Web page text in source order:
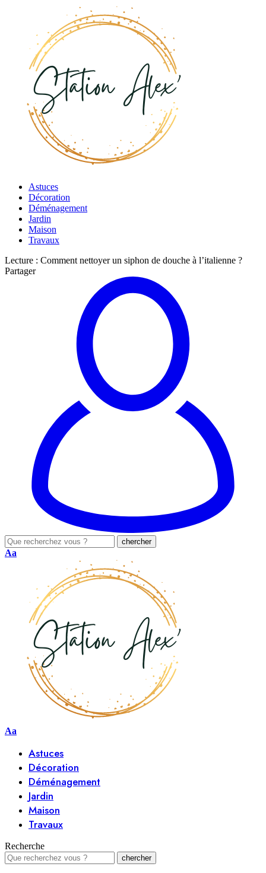
Astuces
Décoration
Déménagement
Jardin
Maison
Travaux
Lecture : Comment nettoyer un siphon de douche à l’italienne ?
Partager
Aa
Aa
Astuces
Décoration
Déménagement
Jardin
Maison
Travaux
Recherche